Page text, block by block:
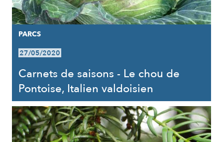
PARCS
27/05/2020
Carnets de saisons - Le chou de
Pontoise, Italien valdoisien